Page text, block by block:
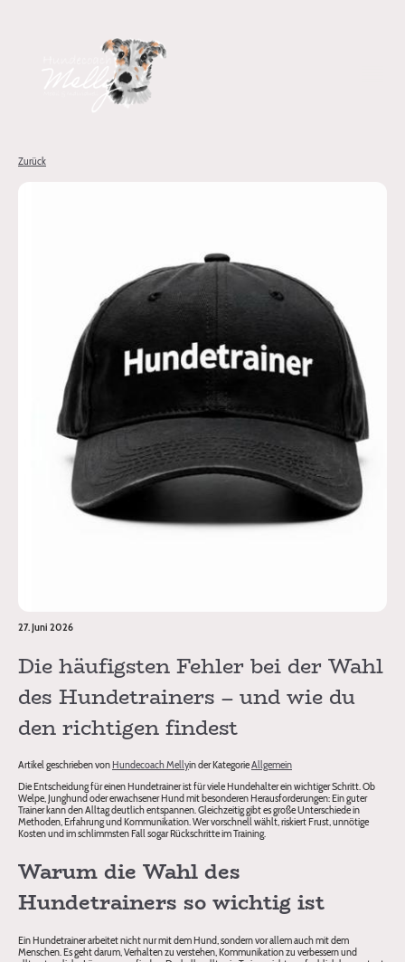
Zurück
27. Juni 2026
Die häufigsten Fehler bei der Wahl
des Hundetrainers – und wie du
den richtigen findest
Artikel geschrieben von Hundecoach Mellyin der KategorieAllgemein
Die Entscheidung für einen Hundetrainer ist für viele Hundehalter ein wichtiger Schritt. Ob
Welpe, Junghund oder erwachsener Hund mit besonderen Herausforderungen: Ein guter
Trainer kann den Alltag deutlich entspannen. Gleichzeitig gibt es große Unterschiede in
Methoden, Erfahrung und Kommunikation. Wer vorschnell wählt, riskiert Frust, unnötige
Kosten und im schlimmsten Fall sogar Rückschritte im Training.
Warum die Wahl des
Hundetrainers so wichtig ist
Ein Hundetrainer arbeitet nicht nur mit dem Hund, sondern vor allem auch mit dem
Menschen. Es geht darum, Verhalten zu verstehen, Kommunikation zu verbessern und